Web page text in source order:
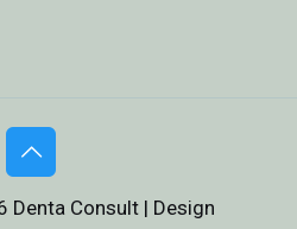
Denta Consult | Design